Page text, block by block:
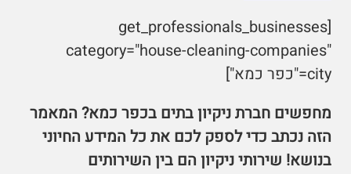
[get_professionals_businesses
category="house-cleaning-companies"
city="כפר כמא"]
מחפשים חברת ניקיון בתים בכפר כמא? המאמר
הזה נכתב כדי לספק לכם את כל המידע החיוני
בנושא! שירותי ניקיון הם בין השירותים